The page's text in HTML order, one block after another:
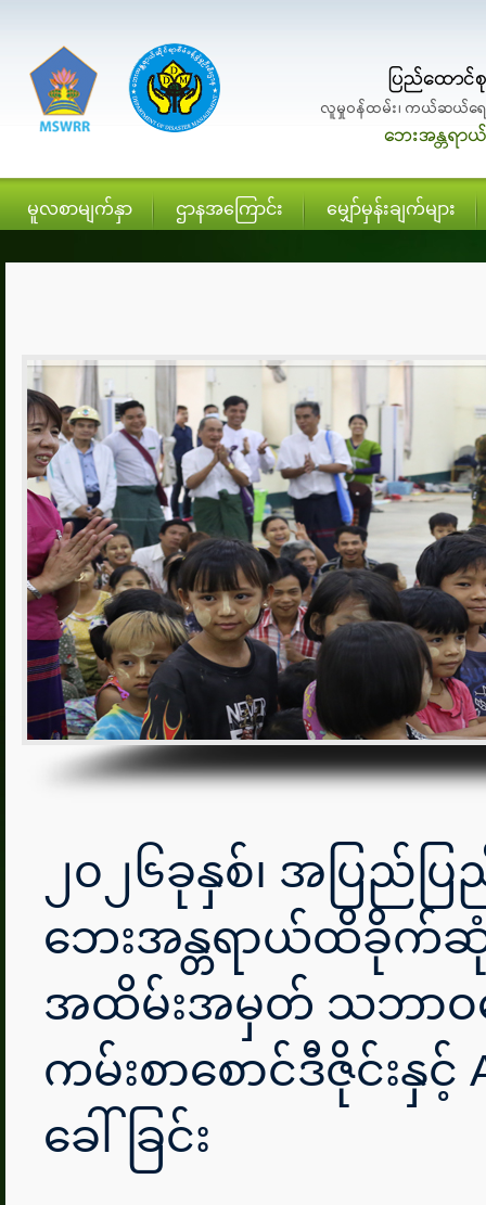
မူလစာမျက်နှာ ဌာနအကြောင်း မျှော်မှန်းချက်များ
၂၀၂၆ခုနှစ်၊ အပြည်
ဘေးအန္တရာယ်ထိခိုက်ဆုံး
အထိမ်းအမှတ် သဘာဝ
ကမ်းစာစောင်ဒီဇိုင်းနှ
ခေါ်ခြင်း